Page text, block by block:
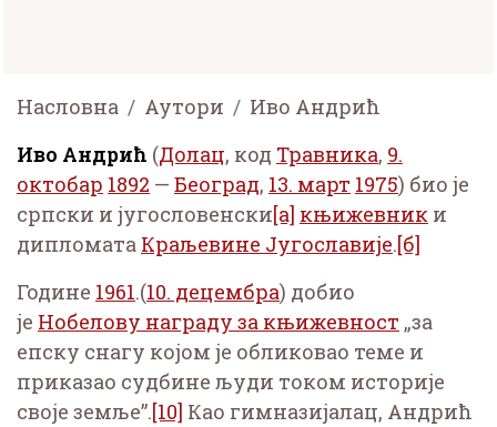
Насловна Аутори
Иво Андрић
Иво Андрић (Долац, код Травника, 9.
октобар 1892 — Београд, 13. март 1975) био је
српски и југословенски[а] књижевник и
дипломата Краљевине Југославије.[б]
Године 1961.(10. децембра) добио
је Нобелову награду за књижевност „за
епску снагу којом је обликовао теме и
приказао судбине људи током историје
своје земље”.[10] Као гимназијалац, Андрић